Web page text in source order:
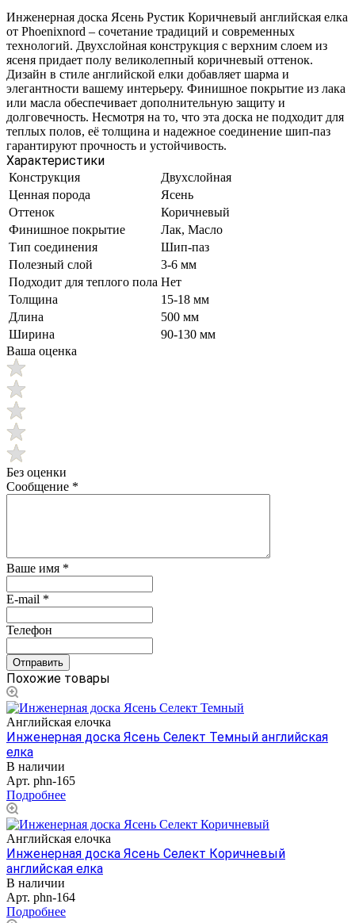
Инженерная доска Ясень Рустик Коричневый английская елка
от Phoenixnord – сочетание традиций и современных
технологий. Двухслойная конструкция с верхним слоем из
ясеня придает полу великолепный коричневый оттенок.
Дизайн в стиле английской елки добавляет шарма и
элегантности вашему интерьеру. Финишное покрытие из лака
или масла обеспечивает дополнительную защиту и
долговечность. Несмотря на то, что эта доска не подходит для
теплых полов, её толщина и надежное соединение шип-паз
гарантируют прочность и устойчивость.
Характеристики
Конструкция
Двухслойная
Ценная порода
Ясень
Оттенок
Коричневый
Финишное покрытие
Лак, Масло
Тип соединения
Шип-паз
Полезный слой
3-6 мм
Подходит для теплого пола Нет
Толщина
15-18 мм
Длина
500 мм
Ширина
90-130 мм
Ваша оценка
Без оценки
Сообщение *
Ваше имя *
E-mail *
Телефон
Похожие товары
Английская елочка
Инженерная доска Ясень Селект Темный английская
елка
В наличии
Арт. phn-165
Подробнее
Английская елочка
Инженерная доска Ясень Селект Коричневый
английская елка
В наличии
Арт. phn-164
Подробнее